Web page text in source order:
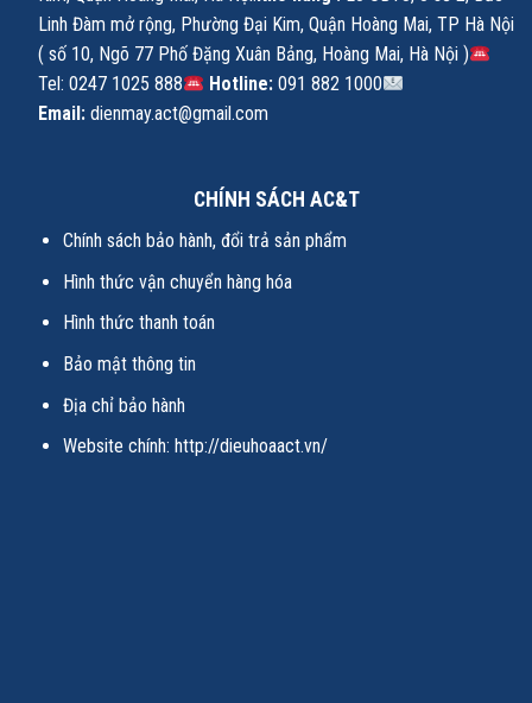
Linh Đàm mở rộng, Phường Đại Kim, Quận Hoàng Mai, TP Hà Nội
( số 10, Ngõ 77 Phố Đặng Xuân Bảng, Hoàng Mai, Hà Nội )
Tel: 0247 1025 888
Hotline:091 882 1000
Email: dienmay.act@gmail.com
CHÍNH SÁCH AC&T
Chính sách bảo hành, đổi trả sản phẩm
Hình thức vận chuyển hàng hóa
Hình thức thanh toán
Bảo mật thông tin
Địa chỉ bảo hành
Website chính: http://dieuhoaact.vn/